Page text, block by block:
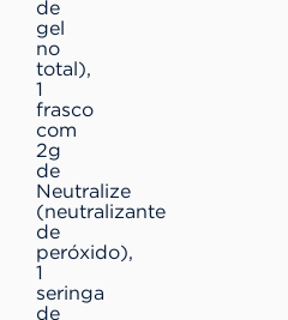
de
gel
no
total),
1
frasco
com
2g
de
Neutralize
(neutralizante
de
peróxido),
1
seringa
de